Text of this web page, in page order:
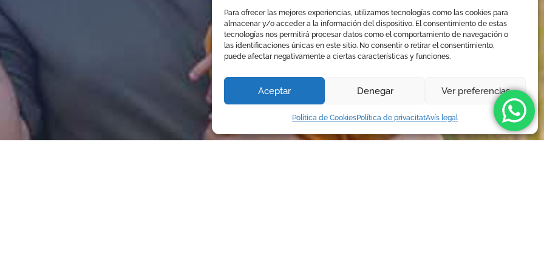
Para ofrecer las mejores experiencias, utilizamos tecnologías como las cookies para
almacenar y/o acceder a la información del dispositivo. El consentimiento de estas
tecnologías nos permitirá procesar datos como el comportamiento de navegación o
las identificaciones únicas en este sitio. No consentir o retirar el consentimiento,
puede afectar negativamente a ciertas características y funciones.
Aceptar Denegar Ver preferencias
Política de CookiesPolítica de privacitatAvís legal